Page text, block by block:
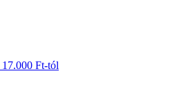
17.000 Ft-tól